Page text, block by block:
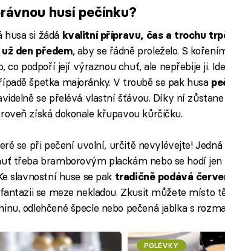
husí pečínku?
husa si žádá kvalitní přípravu, čas a trochu
den předem, aby se řádně proleželo. S
co podpoří její výraznou chuť, ale nepřebije ji.
špetka majoránky. V troubě se pak husa
se přelévá vlastní šťávou. Díky ní
získá dokonale křupavou kůrčičku.
se při pečení uvolní, určitě nevylévejte!
třeba bramborovým plackám nebo se hodí jen
slavnostní huse se pak tradičně podává
se meze nekladou. Zkusit můžete místo
odlehčené špecle nebo pečená jablka s
POLÉVKY